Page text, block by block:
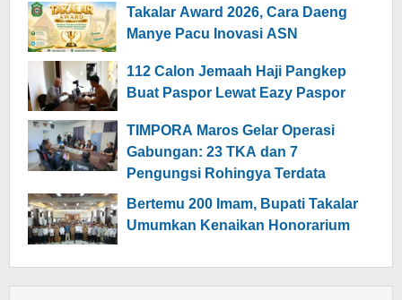
Takalar Award 2026, Cara Daeng
Manye Pacu Inovasi ASN
112 Calon Jemaah Haji Pangkep
Buat Paspor Lewat Eazy Paspor
TIMPORA Maros Gelar Operasi
Gabungan: 23 TKA dan 7
Pengungsi Rohingya Terdata
Bertemu 200 Imam, Bupati Takalar
Umumkan Kenaikan Honorarium